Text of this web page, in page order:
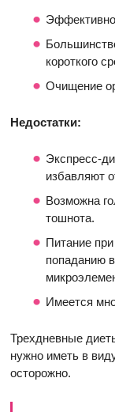
короткого
Очищение
Недостатки:
Экспресс-
избавляют
Возможна
тошнота.
Питание
попаданию
Имеется
Трехдневные
нужно иметь в
осторожно.